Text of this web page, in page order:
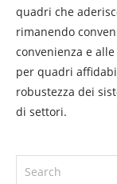
quadri che
rimanendo
convenienza e
per quadri
robustezza dei
di settori.